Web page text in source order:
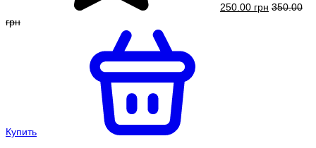
250.00 грн 350.00
грн
Купить